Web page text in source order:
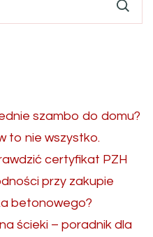
szambo do domu?
to nie wszystko.
certyfikat PZH
przy zakupie
betonowego?
ścieki – poradnik dla